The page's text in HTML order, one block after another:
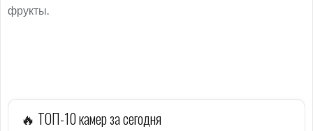
фрукты.
🔥 ТОП-10 камер за сегодня